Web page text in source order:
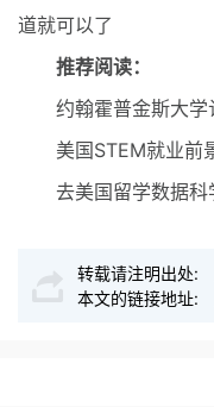
道就可以了
推荐阅读：
约翰霍普金斯大
美国STEM就业前
去美国留学数据
转载请注明出处:
本文的链接地址: